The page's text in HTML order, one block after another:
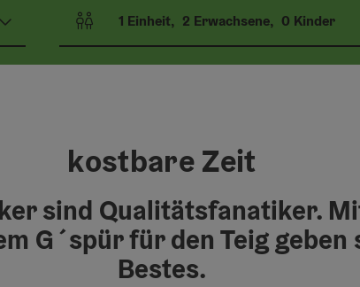
Einheitenanzahl und Personenfelder
1 Einheit, 2 Erwachsene, 0 Kinder
kostbare Zeit
sind Qualitätsfanatiker.
G´spür für den Teig geben
Bestes.